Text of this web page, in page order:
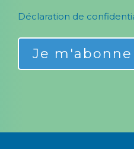
Déclaration de